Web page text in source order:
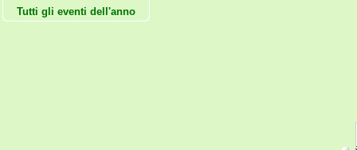
Tutti gli eventi dell'anno